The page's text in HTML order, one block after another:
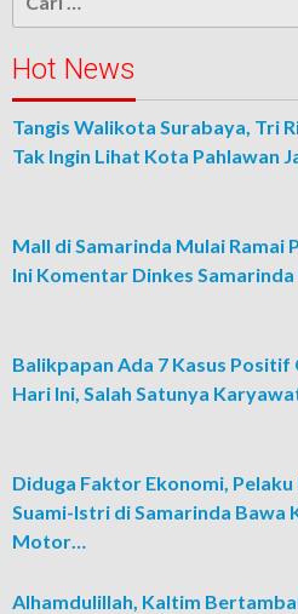
Hot News
Tangis Walikota Surabaya, Tri
Tak Ingin Lihat Kota Pahlawan
Mall di Samarinda Mulai Ramai
Ini Komentar Dinkes Samarinda
Balikpapan Ada 7 Kasus Positif
Hari Ini, Salah Satunya
Diduga Faktor Ekonomi, Pelaku
Suami-Istri di Samarinda Bawa
Motor…
Alhamdulillah, Kaltim